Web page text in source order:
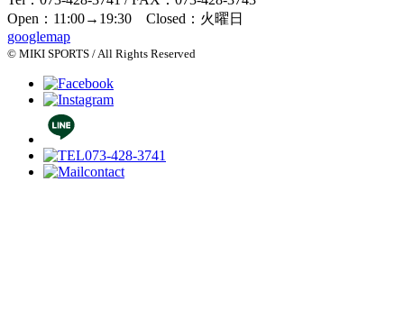
Open：11:00→19:30 Closed：火曜日
googlemap
© MIKI SPORTS / All Rights Reserved
073-428-3741
contact